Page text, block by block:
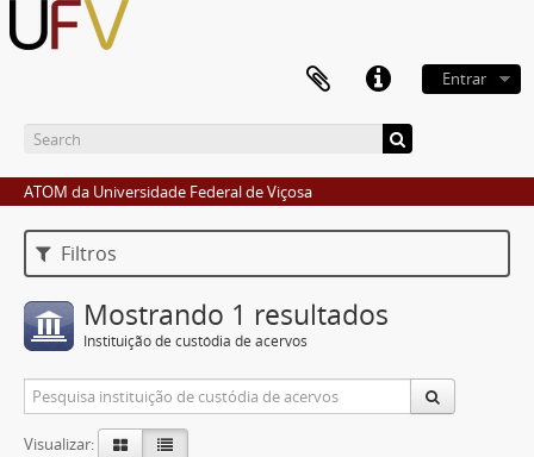
Entrar
ATOM da Universidade Federal de Viçosa
Filtros
Mostrando 1 resultados
Instituição de custódia de acervos
Visualizar: